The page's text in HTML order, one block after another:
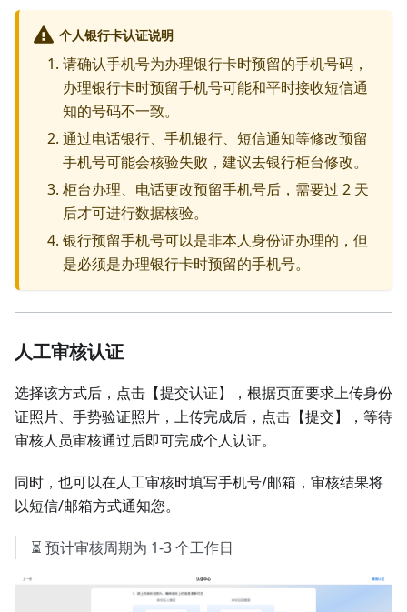
个人银行卡认证说明
请确认手机号为办理银行卡时预留的手机号码，
办理银行卡时预留手机号可能和平时接收短信通
知的号码不一致。
通过电话银行、手机银行、短信通知等修改预留
手机号可能会核验失败，建议去银行柜台修改。
柜台办理、电话更改预留手机号后，需要过 2 天
后才可进行数据核验。
银行预留手机号可以是非本人身份证办理的，但
是必须是办理银行卡时预留的手机号。
人工审核认证
选择该方式后，点击【提交认证】，根据页面要求上传身份
证照片、手势验证照片，上传完成后，点击【提交】，等待
审核人员审核通过后即可完成个人认证。
同时，也可以在人工审核时填写手机号/邮箱，审核结果将
以短信/邮箱方式通知您。
⏳ 预计审核周期为 1-3 个工作日